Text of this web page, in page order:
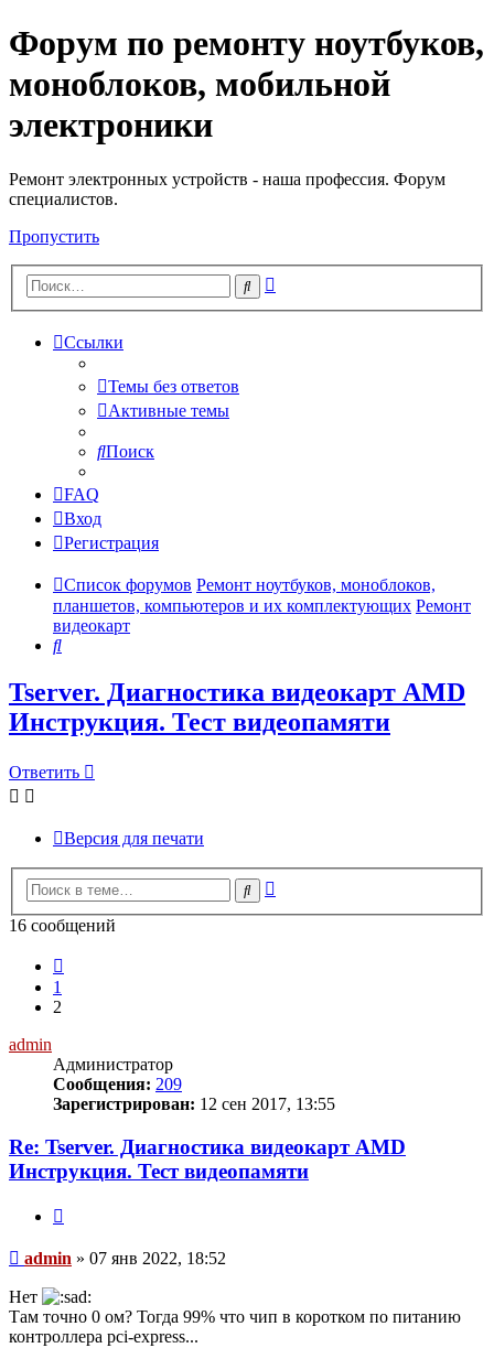
Регистрация
Форум по ремонту ноутбуков,
моноблоков, мобильной
электроники
Ремонт электронных устройств - наша профессия. Форум
специалистов.
Пропустить
Поиск
Ссылки
Темы без ответов
Активные темы
Поиск
FAQ
Вход
Регистрация
Список форумов Ремонт ноутбуков, моноблоков,
планшетов, компьютеров и их комплектующих Ремонт
видеокарт
Поиск
Tserver. Диагностика видеокарт AMD
Инструкция. Тест видеопамяти
Ответить
Ответить
Версия для печати
Поиск
16 сообщений
1
2
admin
Администратор
Сообщения: 209
Зарегистрирован: 12 сен 2017, 13:55
Re: Tserver. Диагностика видеокарт AMD
Инструкция. Тест видеопамяти
Сообщение
admin » 07 янв 2022, 18:52
Нет
Там точно 0 ом? Тогда 99% что чип в коротком по питанию
контроллера pci-express...